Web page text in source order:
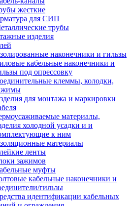
жесткие
для СИП
трубы
изделия
наконечники и гильзы
кабельные наконечники и
под опрессовку
клеммы, колодки,
для монтажа и маркировки
материалы,
холодной усадки и и
к ним
материалы
ленты
зажимов
муфты
кабельные наконечники и
гильзы
идентификации кабельных